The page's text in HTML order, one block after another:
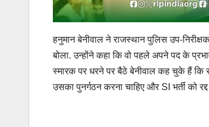
हनुमान बेनीवाल ने राजस्थान पुलिस उप-
बोला. उन्होंने कहा कि वो पहले अपने पद के
स्मारक पर धरने पर बैठे बेनीवाल कह चुके हैं
उसका पुनर्गठन करना चाहिए और SI भर्ती को